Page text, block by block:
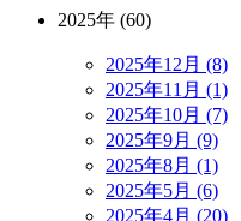
2025年 (60)
2025年12月 (8)
2025年11月 (1)
2025年10月 (7)
2025年9月 (9)
2025年8月 (1)
2025年5月 (6)
2025年4月 (20)